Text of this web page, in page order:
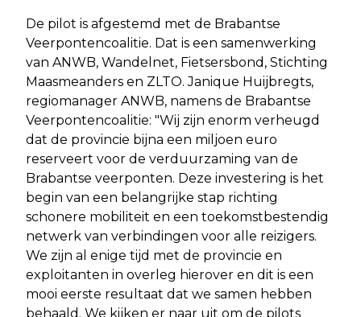
De pilot is afgestemd met de Brabantse
Veerpontencoalitie. Dat is een samenwerking
van ANWB, Wandelnet, Fietsersbond, Stichting
Maasmeanders en ZLTO. Janique Huijbregts,
regiomanager ANWB, namens de Brabantse
Veerpontencoalitie: "Wij zijn enorm verheugd
dat de provincie bijna een miljoen euro
reserveert voor de verduurzaming van de
Brabantse veerponten. Deze investering is het
begin van een belangrijke stap richting
schonere mobiliteit en een toekomstbestendig
netwerk van verbindingen voor alle reizigers.
We zijn al enige tijd met de provincie en
exploitanten in overleg hierover en dit is een
mooi eerste resultaat dat we samen hebben
behaald. We kijken er naar uit om de pilots